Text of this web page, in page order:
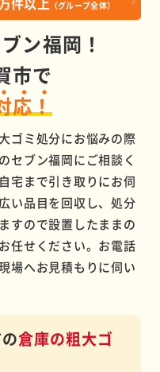
（グループ全体）
ン福岡！
市で
応！
ゴミ処分にお悩みの際
セブン福岡にご相談く
宅まで引き取りにお伺
い品目を回収し、処分
すので設置したままの
任せください。お電話
場へお見積もりに伺い
倉庫の粗大ゴ